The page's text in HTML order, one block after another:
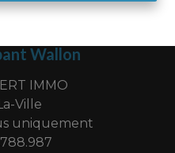
Wallon
IMMO
Ville
uniquement